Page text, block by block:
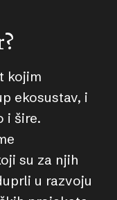
kojim
ekosustav, i
i šire.
su za njih
u razvoju